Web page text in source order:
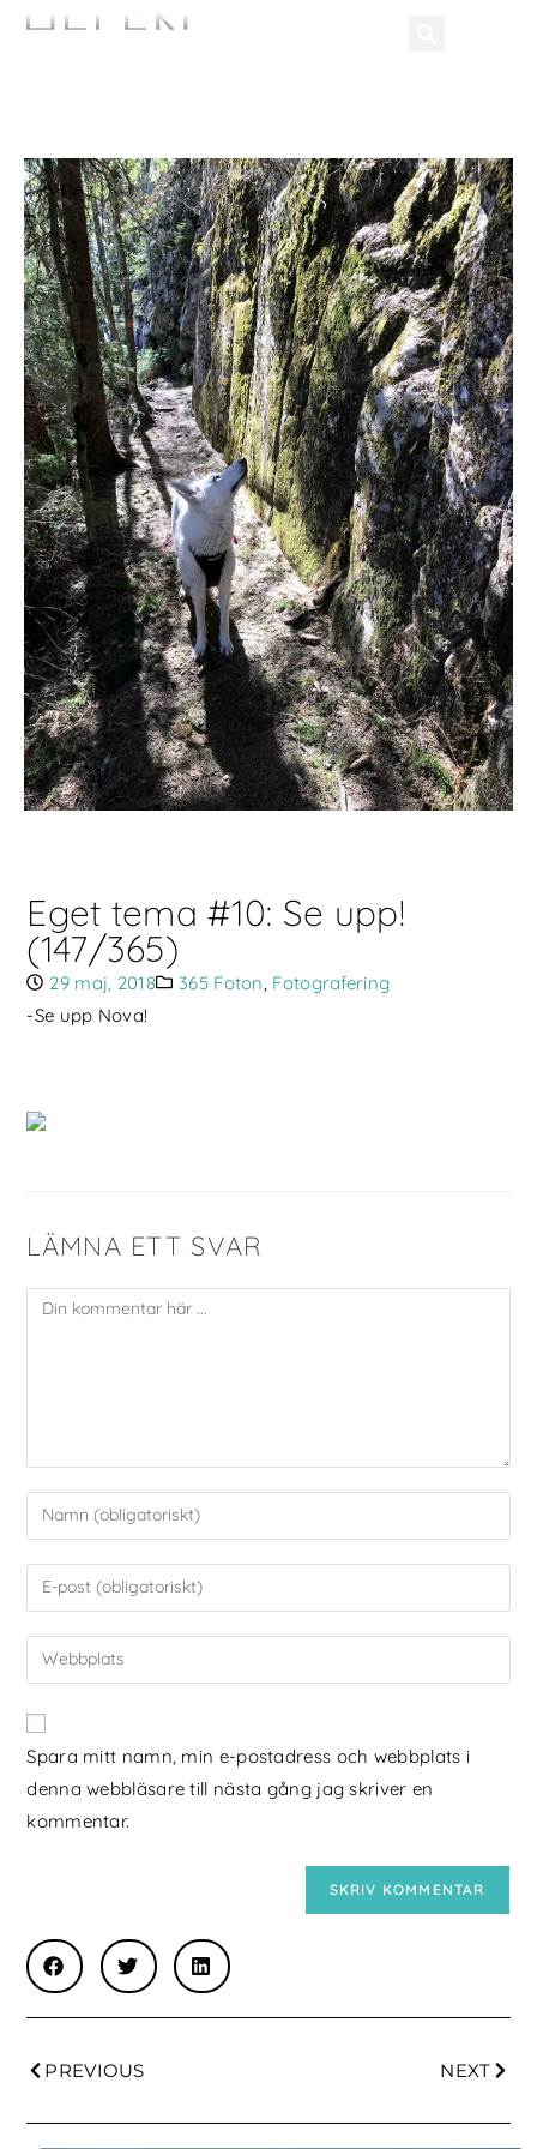
Eget tema #10: Se upp!
(147/365)
29 maj, 2018 365 Foton Fotografering
-Se upp Nova!
LÄMNA ETT SVAR
Spara mitt namn, min e-postadress och webbplats i
denna webbläsare till nästa gång jag skriver en
kommentar.
PREVIOUS NEXT